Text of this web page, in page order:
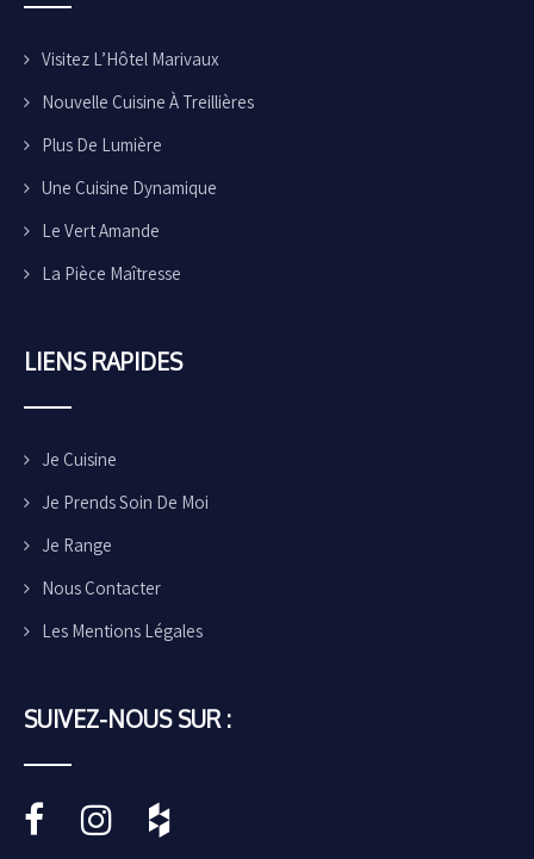
Visitez L’Hôtel Marivaux
Nouvelle Cuisine À Treillières
Plus De Lumière
Une Cuisine Dynamique
Le Vert Amande
La Pièce Maîtresse
LIENS RAPIDES
Je Cuisine
Je Prends Soin De Moi
Je Range
Nous Contacter
Les Mentions Légales
SUIVEZ-NOUS SUR :